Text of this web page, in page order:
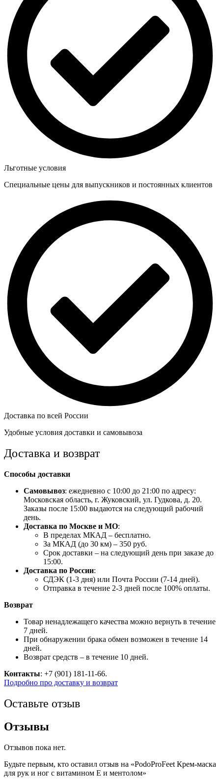
Льготные условия
Специальные цены для выпускников и постоянных клиентов
Доставка по всей России
Удобные условия доставки и самовывоза
Доставка и возврат
Способы доставки
Самовывоз: ежедневно с 10:00 до 21:00 по адресу:
Московская область, г. Жуковский, ул. Гудкова, д. 20.
Заказы после 15:00 выдаются на следующий рабочий
день.
Доставка по Москве и МО:
В пределах МКАД – бесплатно.
За МКАД (до 30 км) – 350 руб.
Срок доставки – на следующий день при заказе до
15:00.
Доставка по России:
СДЭК (1-3 дня) или Почта России (7-14 дней).
Отправка в течение 2-3 дней после 100% оплаты.
Возврат
Товар ненадлежащего качества можно вернуть в течение
7 дней.
При обнаружении брака обмен возможен в течение 14
дней.
Возврат средств – в течение 10 дней.
Контакты: +7 (901) 181-11-66.
Подробно про доставку и возврат
Оставьте отзыв
Отзывы
Отзывов пока нет.
Будьте первым, кто оставил отзыв на «PodoProFeet Крем-маска
для рук и ног с витамином Е и ментолом»